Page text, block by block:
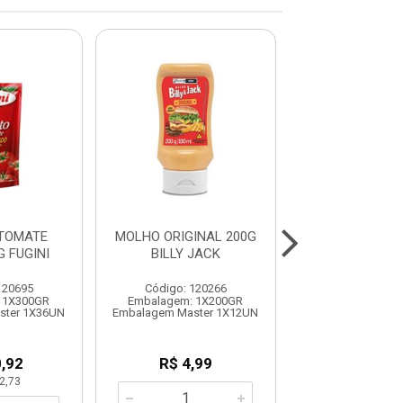
FUGINI
1X36UN
MOLHO ORIGINAL 200G
BILLY JACK
Código: 120266
Embalagem: 1X200GR
Embalagem Master 1X12UN
R$ 4,99